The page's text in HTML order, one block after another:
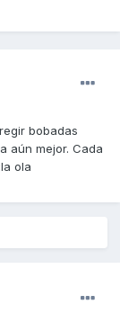
bobadas
aún mejor. Cada
ola